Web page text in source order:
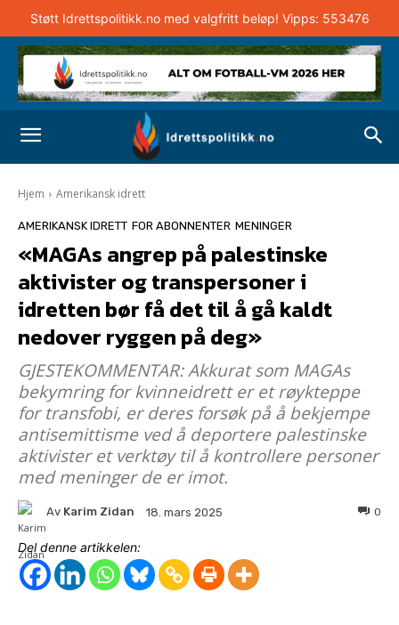
Støtt Idrettspolitikk.no med valgfritt beløp! Vipps: 553476
Hjem Amerikansk idrett
AMERIKANSK IDRETT FOR ABONNENTER MENINGER
«MAGAs angrep på palestinske
aktivister og transpersoner i
idretten bør få det til å gå kaldt
nedover ryggen på deg»
GJESTEKOMMENTAR: Akkurat som MAGAs
bekymring for kvinneidrett er et røykteppe
for transfobi, er deres forsøk på å bekjempe
antisemittisme ved å deportere palestinske
aktivister et verktøy til å kontrollere personer
med meninger de er imot.
Av Karim Zidan 18. mars 2025 0
Del denne artikkelen: